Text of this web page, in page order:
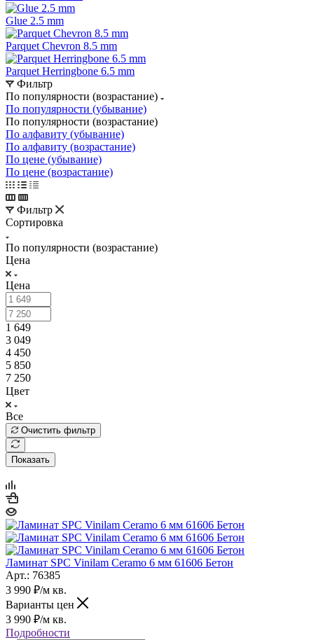
Glue 2.5 mm
Parquet Chevron 8.5 mm
Parquet Herringbone 6.5 mm
Фильтр
По популярности (возрастание)
По популярности (убывание)
По популярности (возрастание)
По алфавиту (убывание)
По алфавиту (возрастание)
По цене (убывание)
По цене (возрастание)
Фильтр
Сортировка
По популярности (возрастание)
Цена
Цена
1 649
3 049
4 450
5 850
7 250
Цвет
Все
Очистить фильтр
Показать
Ламинат SPC Vinilam Ceramo 6 мм 61606 Бетон
Арт.: 76385
3 990 ₽/м кв.
Варианты цен
3 990 ₽/м кв.
Подробности